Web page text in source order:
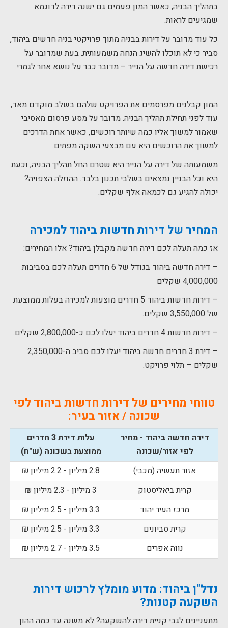
בתהליך הבניה, כאשר המון פעמים גם ישנה דירה לדוגמא
שמגיעים לראות.
כל עוד מדובר על דירות בבניה מתוך פרויקטי בניה חדשים ביהוד,
סביר כי לא תוכלו להשיג הנחה משמעותית. בעת שמדובר על
רכישת דירה חדשה על הנייר – מדובר כבר על נושא אחר לגמרי.
המון קבלנים מפרסמים את הפרויקט שלהם בשלב מוקדם מאד,
עוד לפני תחילת תהליך הבניה. מדובר על מסע פרסום מאסיבי
שאמור למשוך אליו כמה שיותר רוכשים, כאשר אחת הדרכים
למשוך את הרוכשים היא עם מבצעי השקה מפתים.
משמעותה של דירה על הנייר היא שטרם החל תהליך הבניה, וכעת
היא וכל הבניין נמצאים בשלבי תכנון בלבד. ההוזלה הצפויה?
יכולה להגיע גם לכמאה אלף שקלים.
המחיר של דירות חדשות ביהוד למכירה
אז כמה תעלה לכם דירה חדשה מקבלן ביהוד? אלו המחירים:
– דירה חדשה ביהוד בגודל של 6 חדרים תעלה לכם בסביבות
4,000,000 שקלים
– דירות חדשות ביהוד 5 חדרים מוצעות למכירה בעלות ממוצעת
של 3,550,000 שקלים.
– דירות חדשות 4 חדרים ביהוד יעלו לכם כ-2,800,000 שקלים.
– דירת 3 חדרים חדשה ביהוד יעלו לכם סביב ה-2,350,000
שקלים – תלוי פרויקט.
טווחי מחירים של דירות חדשות ביהוד לפי
שכונה / אזור בעיר:
דירה חדשה ביהוד - מחיר
לפי אזור/שכונה
עלות דירת 3 חדרים
ממוצעת בשכונה (ש"ח)
אזור תעשיה (מכבי)
2.8 מיליון - 2.2 מיליון ₪
קרית ביאליסטוק
3 מיליון - 2.3 מיליון ₪
מרכז העיר יהוד
3.3 מיליון - 2.5 מיליון ₪
קרית סביונים
3.3 מיליון - 2.5 מיליון ₪
נווה אפרים
3.5 מיליון - 2.7 מיליון ₪
נדל"ן ביהוד: מדוע מומלץ לרכוש דירות
השקעה קטנות?
מתעניינים לגבי קניית דירה להשקעה? לא משנה עד כמה ההון